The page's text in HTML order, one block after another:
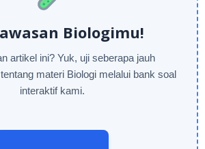
Biologimu!
artikel ini? Yuk, uji seberapa jauh
materi Biologi melalui bank soal
interaktif kami.